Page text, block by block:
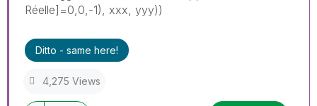
Réelle]=0,0,-1), xxx, yyy))
Ditto - same here!
4,275 Views